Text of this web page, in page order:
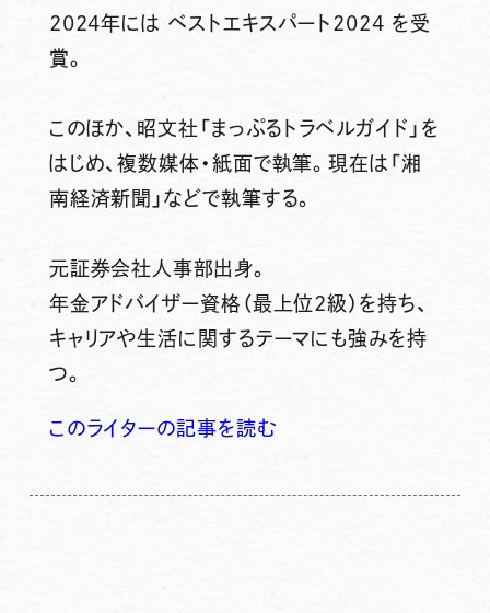
2024年には ベストエキスパート2024 を受
賞。
このほか、昭文社「まっぷるトラベルガイド」を
はじめ、複数媒体・紙面で執筆。現在は「湘
南経済新聞」などで執筆する。
元証券会社人事部出身。
年金アドバイザー資格（最上位2級）を持ち、
キャリアや生活に関するテーマにも強みを持
つ。
このライターの記事を読む